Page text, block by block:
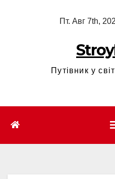
Пт. Авг 7th,
Путівник у